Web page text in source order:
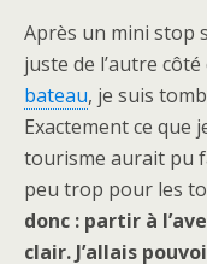
Après un mini stop
juste de l’autre
bateau, je suis
Exactement ce que
tourisme aurait pu
peu trop pour les
donc : partir à
clair. J’allais